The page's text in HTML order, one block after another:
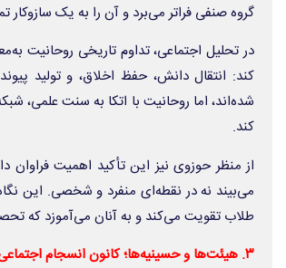
گروه صنفی فراتر می‌برد و آن را به یک سازوکار
در تحلیل اجتماعی، تداوم تاریخی روحانیت
کند: انتقال دانش، حفظ اخلاق، و تولید
شده‌اند، اما روحانیت با اتکا به سنت علمی،
کند.
از منظر حوزوی نیز این تأکید اهمیت فراوان
می‌بیند نه در نقطه‌ای منفرد و شخصی. این
طلاب تقویت می‌کند و به آنان می‌آموزد که
۳. هیئت‌ها و حسینیه‌ها؛ کانون انسجام اجتماعی